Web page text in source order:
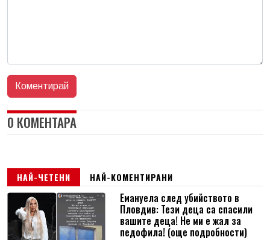
0 КОМЕНТАРА
НАЙ-ЧЕТЕНИ НАЙ-КОМЕНТИРАНИ
Емануела след убийството в
Пловдив: Тези деца са спасили
вашите деца! Не ми е жал за
педофила! (още подробности)